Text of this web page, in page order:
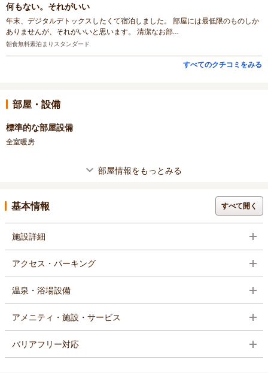
何もない。それがいい
年末、デジタルデトックスしたくて宿泊しました。 部屋には最低限のものしか
ありませんが、それがいいと思います。 清潔なお部…
朝食無料素泊まりスタンダード
すべてのクチコミをみる
部屋・設備
標準的な部屋設備
全室暖房
部屋情報をもっとみる
基本情報 すべて開く
施設詳細
アクセス・パーキング
温泉・浴場設備
アメニティ・施設・サービス
バリアフリー対応